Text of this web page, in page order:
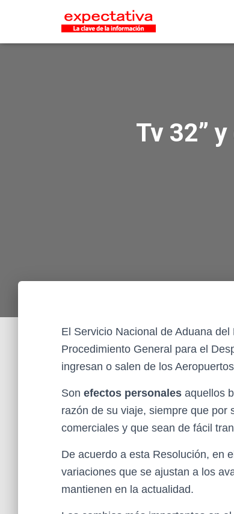
Tv 32”
El Servicio Nacional de Aduana
Procedimiento General para el
ingresan o salen de los
Son efectos personales aquellos
razón de su viaje, siempre que por
comerciales y que sean de fácil
De acuerdo a esta Resolución, en
variaciones que se ajustan a los
mantienen en la actualidad.